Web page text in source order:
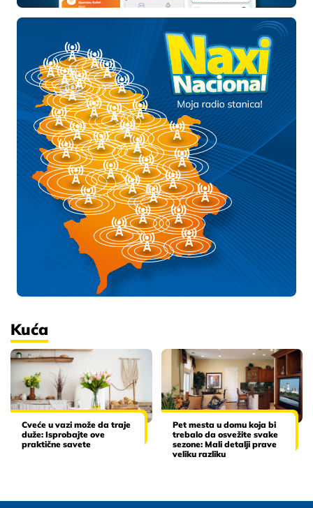
Kuća
Cveće u vazi može da traje
duže: Isprobajte ove
praktične savete
Pet mesta u domu koja bi
trebalo da osvežite svake
sezone: Mali detalji prave
veliku razliku